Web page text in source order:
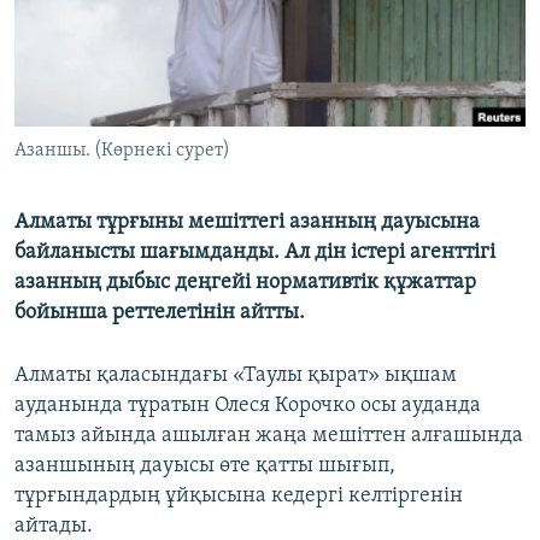
Басқа тілдерде
Азаншы. (Көрнекі сурет)
Алматы тұрғыны мешіттегі азанның дауысына
байланысты шағымданды. Ал дін істері агенттігі
азанның дыбыс деңгейі нормативтік құжаттар
бойынша реттелетінін айтты.
Алматы қаласындағы «Таулы қырат» ықшам
ауданында тұратын Олеся Корочко осы ауданда
тамыз айында ашылған жаңа мешіттен алғашында
азаншының дауысы өте қатты шығып,
тұрғындардың ұйқысына кедергі келтіргенін
айтады.